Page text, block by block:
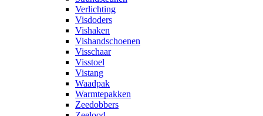
Verlichting
Visdoders
Vishaken
Vishandschoenen
Visschaar
Visstoel
Vistang
Waadpak
Warmtepakken
Zeedobbers